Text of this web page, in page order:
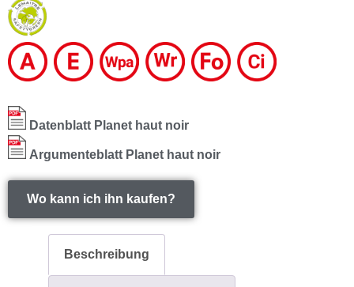
Datenblatt Planet haut noir
Argumenteblatt Planet haut noir
Wo kann ich ihn kaufen?
Beschreibung